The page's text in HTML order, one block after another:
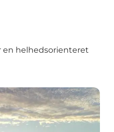
en helhedsorienteret